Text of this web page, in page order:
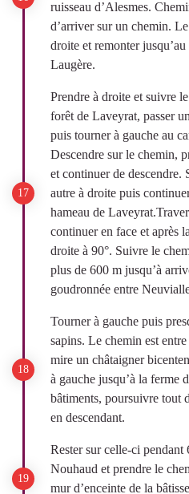
ruisseau d’Alesmes.
d’arriver sur un chemin.
droite et remonter
Laugère.
Prendre à droite et suivre
forêt de Laveyrat, passer
puis tourner à gauche au
Descendre sur le chemin,
et continuer de descendre.
autre à droite puis
hameau de
continuer en face et après
droite à 90°. Suivre le
plus de 600 m jusqu’à
goudronnée entre
Tourner à gauche puis
sapins. Le chemin est
mire un châtaigner
à gauche jusqu’à la ferme
bâtiments, poursuivre tout
en descendant.
Rester sur celle-ci pendant
Nouhaud et prendre le
mur d’enceinte de la